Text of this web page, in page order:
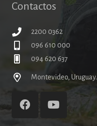
Contactos
2200 0362
096 610 000
094 620 637
Montevideo, Uruguay.